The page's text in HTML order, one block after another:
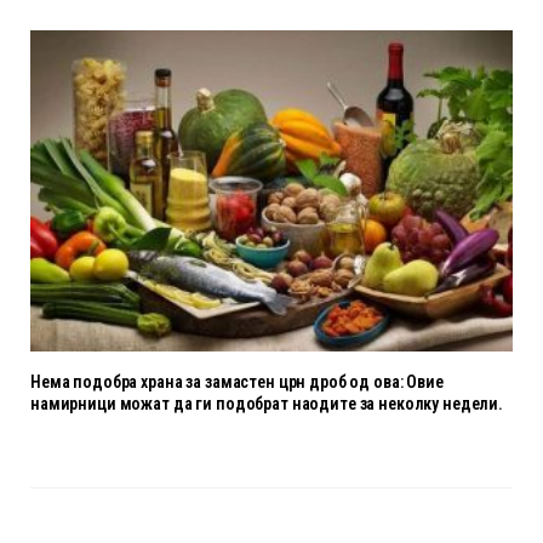
Нема подобра храна за замастен црн дроб од ова: Овие
намирници можат да ги подобрат наодите за неколку недели.